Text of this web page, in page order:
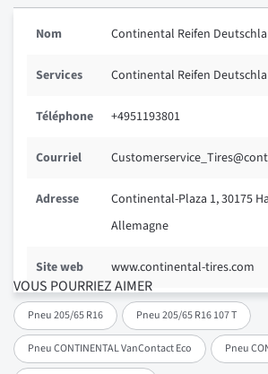
VOUS POURRIEZ AIMER
Pneu 205/65 R16 Pneu 205/65 R16 107 T
Pneu CONTINENTAL VanContact Eco Pneu
Nom Continental Reifen
Services Continental Reifen
Téléphone +4951193801
Courriel
Adresse
Continental-Plaza 1, 30175
Allemagne
Site web www.continental-tires.com